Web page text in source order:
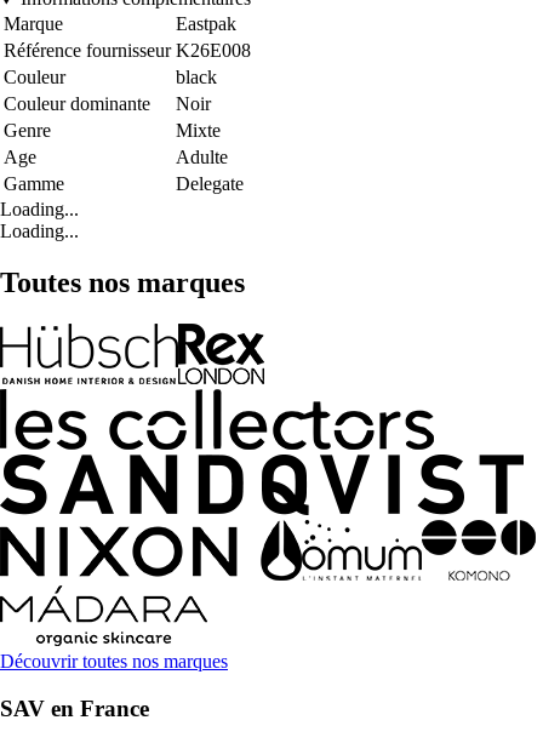
Marque
Eastpak
Référence fournisseur K26E008
Couleur
black
Couleur dominante
Noir
Genre
Mixte
Age
Adulte
Gamme
Delegate
Loading...
Loading...
Toutes nos marques
Découvrir toutes nos marques
SAV en France